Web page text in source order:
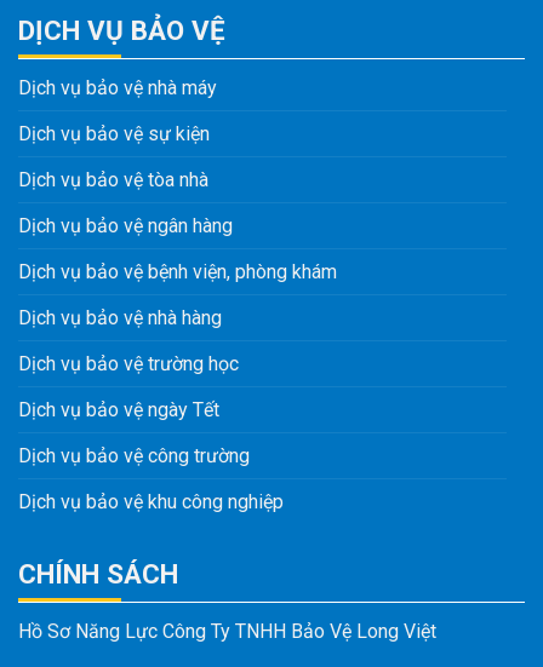
DỊCH VỤ BẢO VỆ
Dịch vụ bảo vệ nhà máy
Dịch vụ bảo vệ sự kiện
Dịch vụ bảo vệ tòa nhà
Dịch vụ bảo vệ ngân hàng
Dịch vụ bảo vệ bệnh viện, phòng khám
Dịch vụ bảo vệ nhà hàng
Dịch vụ bảo vệ trường học
Dịch vụ bảo vệ ngày Tết
Dịch vụ bảo vệ công trường
Dịch vụ bảo vệ khu công nghiệp
CHÍNH SÁCH
Hồ Sơ Năng Lực Công Ty TNHH Bảo Vệ Long Việt